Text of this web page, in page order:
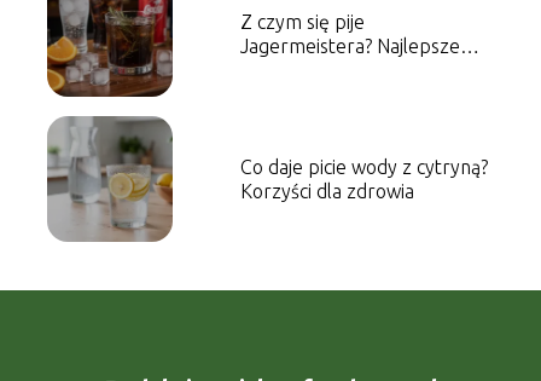
Z czym się pije
Jagermeistera? Najlepsze
Co daje picie wody z cytryną?
Korzyści dla zdrowia